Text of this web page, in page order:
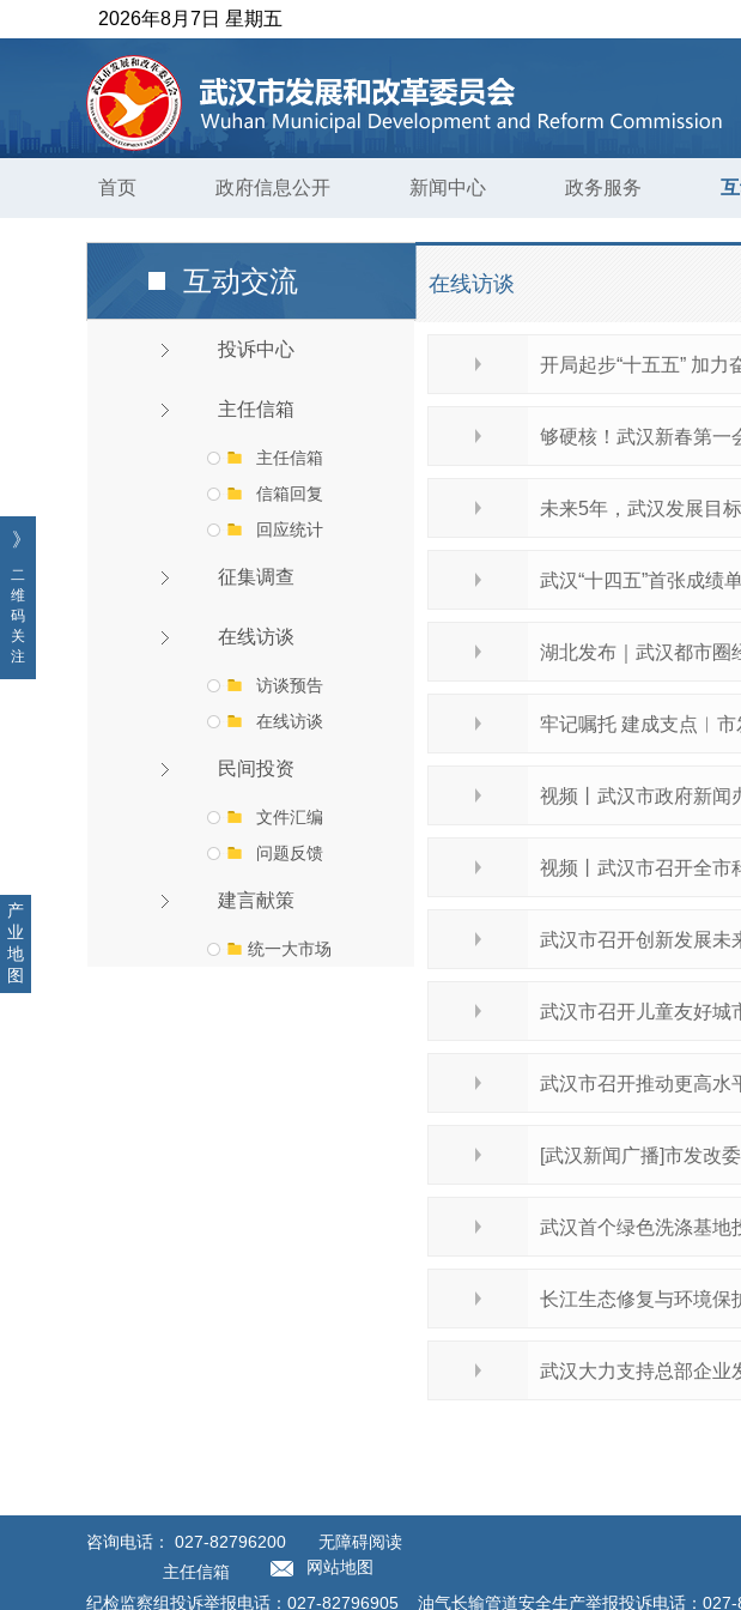
2026年8月7日 星期五
首页 政府信息公开 新闻中心 政务服务
互动交流
投诉中心
主任信箱
主任信箱
信箱回复
回应统计
征集调查
在线访谈
访谈预告
在线访谈
民间投资
文件汇编
问题反馈
建言献策
统一大市场
在线访谈
开局起步“十五五” 加力
够硬核！武汉新春第
未来5年，武汉发展目标
武汉“十四五”首张成绩
湖北发布｜武汉都市圈
牢记嘱托 建成支点︱
视频丨武汉市政府新闻
视频丨武汉市召开全市
武汉市召开创新发展未
武汉市召开儿童友好城
武汉市召开推动更高水
[武汉新闻广播]市发改
武汉首个绿色洗涤基地
长江生态修复与环境保
武汉大力支持总部企业
》
二
维
码
关
注
产
业
地
图
咨询电话： 027-82796200
无障碍阅读
主任信箱
网站地图
纪检监察组投诉举报电话：027-82796905 油气长输管道安全生产举报投诉电话：